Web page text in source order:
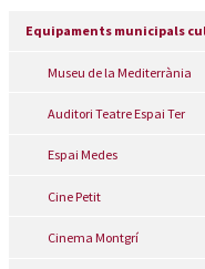
Equipaments municipals
Museu de la Mediterrània
Auditori Teatre Espai Ter
Espai Medes
Cine Petit
Cinema Montgrí